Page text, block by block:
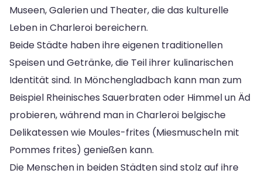
Museen, Galerien und Theater, die das kulturelle
Leben in Charleroi bereichern.
Beide Städte haben ihre eigenen traditionellen
Speisen und Getränke, die Teil ihrer kulinarischen
Identität sind. In Mönchengladbach kann man zum
Beispiel Rheinisches Sauerbraten oder Himmel un Äd
probieren, während man in Charleroi belgische
Delikatessen wie Moules-frites (Miesmuscheln mit
Pommes frites) genießen kann.
Die Menschen in beiden Städten sind stolz auf ihre